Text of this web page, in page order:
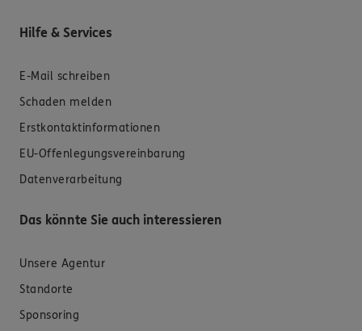
Hilfe & Services
E-Mail schreiben
Schaden melden
Erstkontaktinformationen
EU-Offenlegungsvereinbarung
Datenverarbeitung
Das könnte Sie auch interessieren
Unsere Agentur
Standorte
Sponsoring